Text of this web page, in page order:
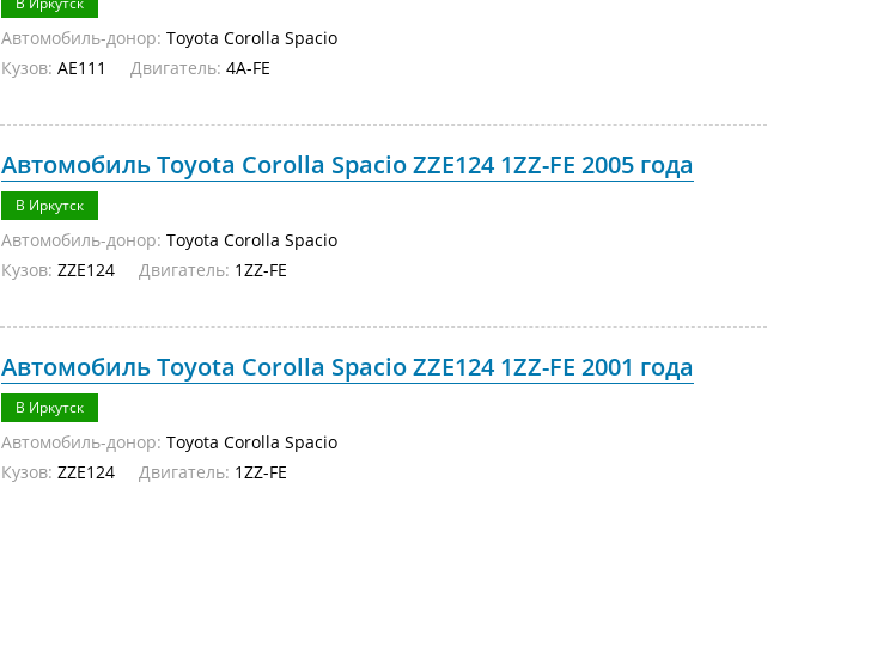
Автомобиль-донор: Toyota Corolla Spacio
Кузов: AE111 Двигатель: 4A-FE
Автомобиль Toyota Corolla Spacio ZZE124 1ZZ-FE 2005 года
В Иркутск
Автомобиль-донор: Toyota Corolla Spacio
Кузов: ZZE124 Двигатель: 1ZZ-FE
Автомобиль Toyota Corolla Spacio ZZE124 1ZZ-FE 2001 года
В Иркутск
Автомобиль-донор: Toyota Corolla Spacio
Кузов: ZZE124 Двигатель: 1ZZ-FE